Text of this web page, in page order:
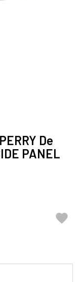
De
PANEL
